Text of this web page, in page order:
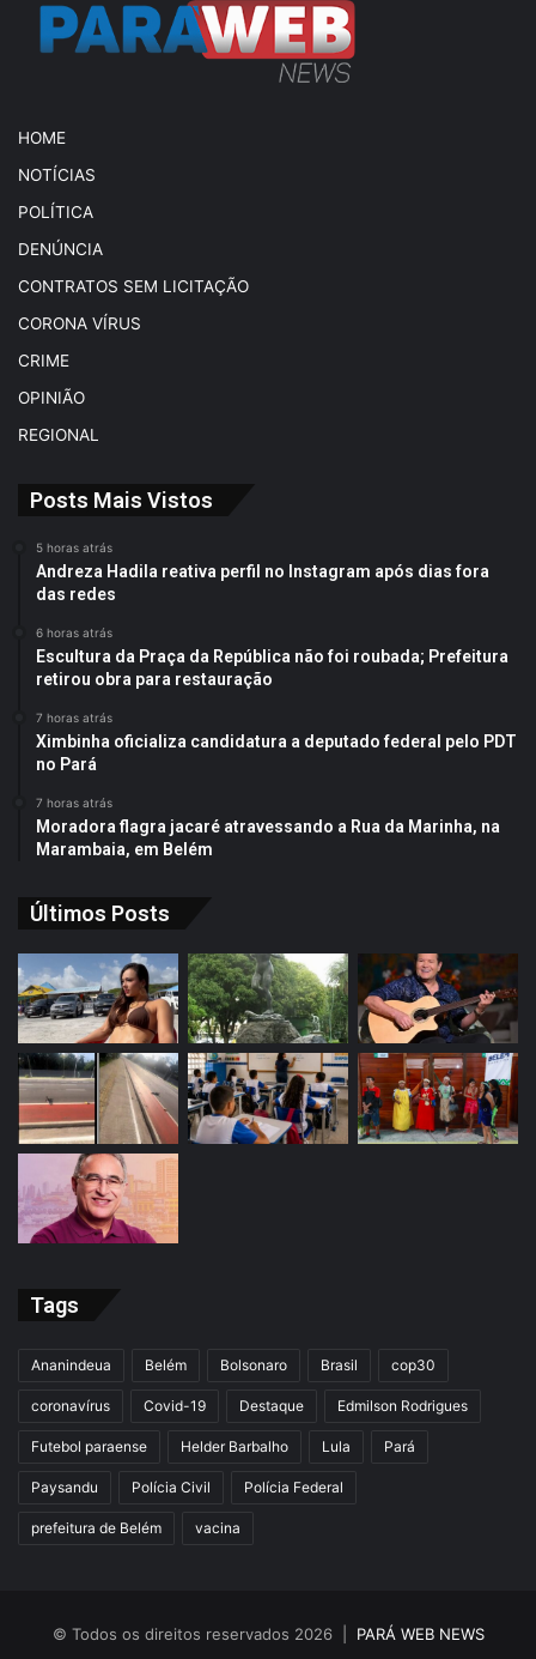
HOME
NOTÍCIAS
POLÍTICA
DENÚNCIA
CONTRATOS SEM LICITAÇÃO
CORONA VÍRUS
CRIME
OPINIÃO
REGIONAL
Posts Mais Vistos
5 horas atrás
Andreza Hadila reativa perfil no Instagram após dias fora
das redes
6 horas atrás
Escultura da Praça da República não foi roubada; Prefeitura
retirou obra para restauração
7 horas atrás
Ximbinha oficializa candidatura a deputado federal pelo PDT
no Pará
7 horas atrás
Moradora flagra jacaré atravessando a Rua da Marinha, na
Marambaia, em Belém
Últimos Posts
Tags
Ananindeua Belém Bolsonaro Brasil cop30
coronavírus Covid-19 Destaque Edmilson Rodrigues
Futebol paraense Helder Barbalho Lula Pará
Paysandu Polícia Civil Polícia Federal
prefeitura de Belém vacina
© Todos os direitos reservados 2026 | PARÁ WEB NEWS